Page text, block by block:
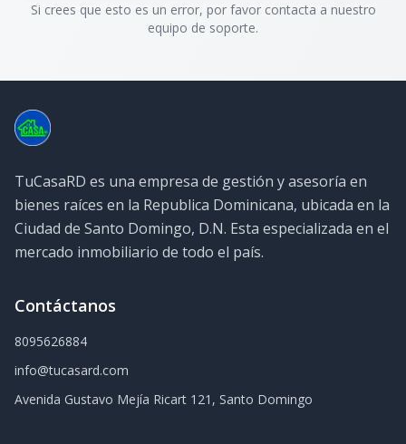
Si crees que esto es un error, por favor contacta a nuestro
equipo de soporte.
TuCasaRD es una empresa de gestión y asesoría en
bienes raíces en la Republica Dominicana, ubicada en la
Ciudad de Santo Domingo, D.N. Esta especializada en el
mercado inmobiliario de todo el país.
Contáctanos
8095626884
info@tucasard.com
Avenida Gustavo Mejía Ricart 121, Santo Domingo